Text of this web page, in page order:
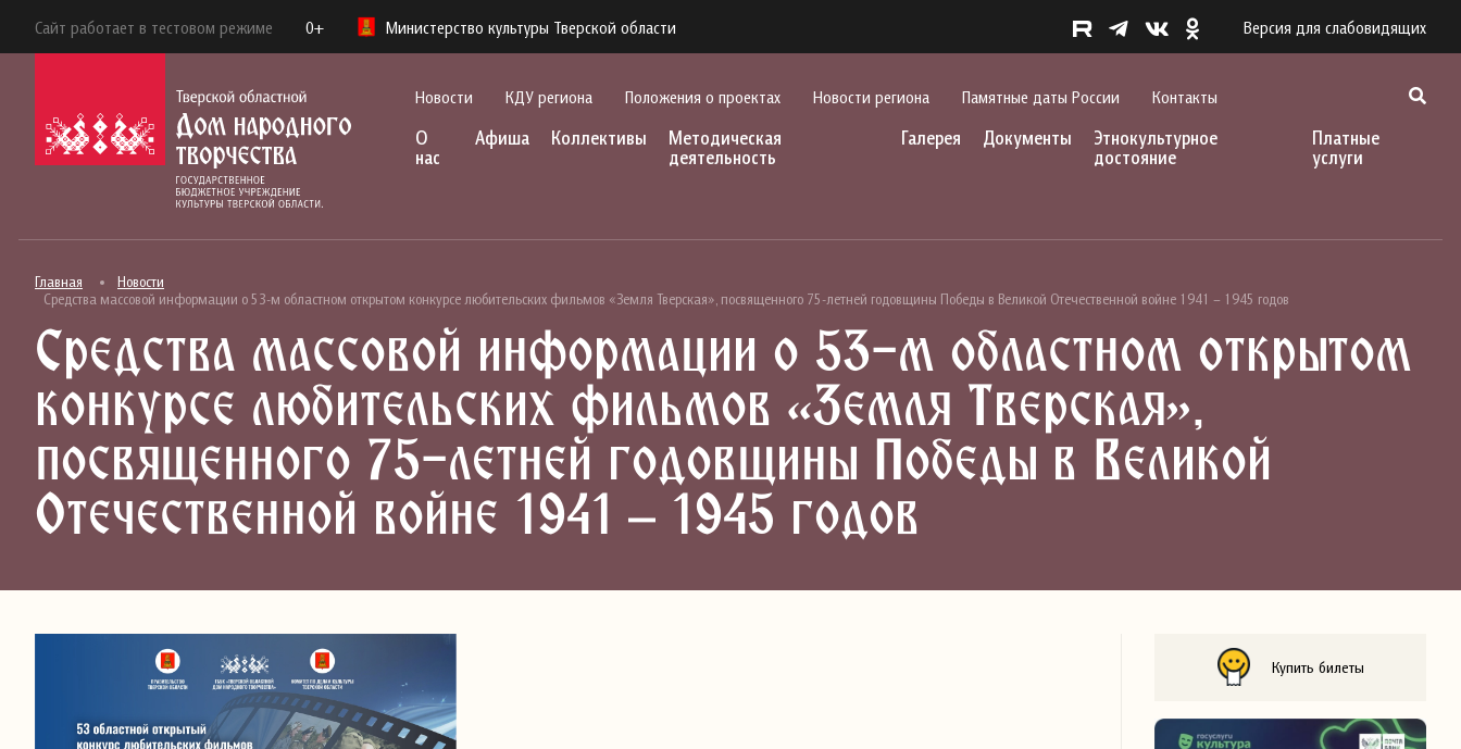
Сайт работает в тестовом режиме 0+ Министерство культуры Тверской области Версия для слабовидящих
Новости КДУ региона Положения о проектах Новости региона Памятные даты России Контакты
О
нас
Афиша Коллективы
Методическая
деятельность
Галерея Документы
Этнокультурное
достояние
Платные
услуги
Главная
Новости
Средства массовой информации о 53-м областном открытом конкурсе любительских фильмов «Земля Тверская», посвященного 75-летней годовщины Победы в Великой Отечественной войне 1941 – 1945 годов
Средства массовой информации о 53-м областном открытом
конкурсе любительских фильмов «Земля Тверская»,
посвященного 75-летней годовщины Победы в Великой
Отечественной войне 1941 – 1945 годов
Купить билеты